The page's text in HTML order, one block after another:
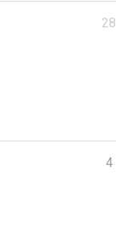
28
4